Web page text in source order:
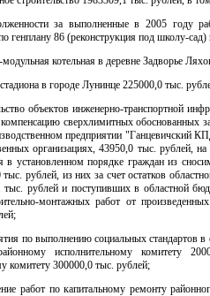
за выполненные в 2005 году
генплану 86 (реконструкция под школу-
котельная в деревне Задворье
в городе Лунинце 225000,0 тыс.
объектов инженерно-транспортной
сверхлимитных обоснованных
предприятии "Ганцевичский
организациях, 43950,0 тыс. рублей,
в установленном порядке граждан из
рублей, из них за счет остатков
тыс. рублей и поступивших в областной
монтажных работ от
по выполнению социальных стандартов
исполнительному комитету
комитету 300000,0 тыс. рублей;
работ по капитальному ремонту